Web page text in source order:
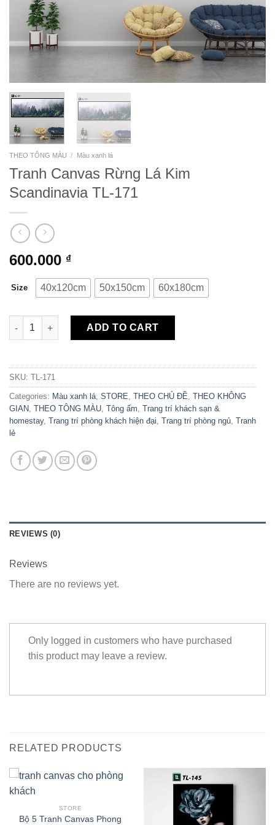
THEO TÔNG MÀU / Màu xanh lá
Tranh Canvas Rừng Lá Kim
Scandinavia TL-171
600.000 ₫
Size 40x120cm 50x150cm 60x180cm
Tranh Canvas Rừng Lá Kim Scandinavia TL-171 quantity
ADD TO CART
SKU: TL-171
Categories: Màu xanh lá, STORE, THEO CHỦ ĐỀ, THEO KHÔNG
GIAN, THEO TÔNG MÀU, Tông ấm, Trang trí khách sạn &
homestay, Trang trí phòng khách hiện đại, Trang trí phòng ngủ, Tranh
lẻ
REVIEWS (0)
Reviews
There are no reviews yet.
Only logged in customers who have purchased
this product may leave a review.
RELATED PRODUCTS
STORE
Bộ 5 Tranh Canvas Phong